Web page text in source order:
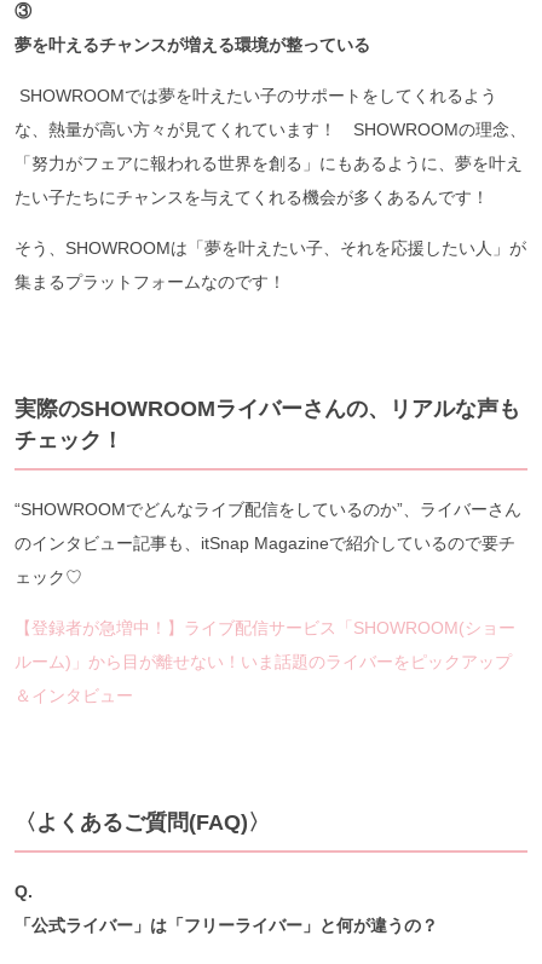
③
夢を叶えるチャンスが増える環境が整っている
SHOWROOMでは夢を叶えたい子のサポートをしてくれるよう
な、熱量が高い方々が見てくれています！ SHOWROOMの理念、
「努力がフェアに報われる世界を創る」にもあるように、夢を叶え
たい子たちにチャンスを与えてくれる機会が多くあるんです！
そう、SHOWROOMは「夢を叶えたい子、それを応援したい人」が
集まるプラットフォームなのです！
実際のSHOWROOMライバーさんの、リアルな声も
チェック！
“SHOWROOMでどんなライブ配信をしているのか”、ライバーさん
のインタビュー記事も、itSnap Magazineで紹介しているので要チ
ェック♡
【登録者が急増中！】ライブ配信サービス「SHOWROOM(ショー
ルーム)」から目が離せない！いま話題のライバーをピックアップ
＆インタビュー
〈よくあるご質問(FAQ)〉
Q.
「公式ライバー」は「フリーライバー」と何が違うの？